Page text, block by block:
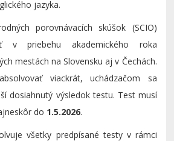
jazyka.
porovnávacích skúšok (SCIO)
v priebehu akademického roka
mestách na Slovensku aj v Čechách.
viackrát, uchádzačom sa
dosiahnutý výsledok testu. Test musí
do 1.5.2026.
všetky predpísané testy v rámci